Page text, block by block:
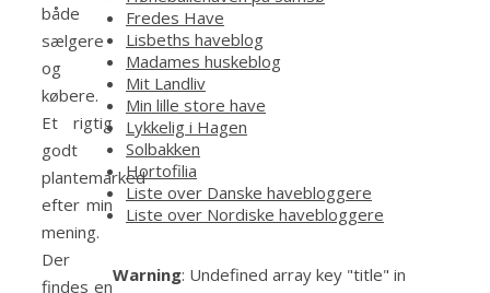
både
sælgere
og
købere.
Et rigtig
godt
plantemarked
efter min
mening.
Der
findes en
Fredes Have
Lisbeths haveblog
Madames huskeblog
Mit Landliv
Min lille store have
Lykkelig i Hagen
Solbakken
Hortofilia
Liste over Danske havebloggere
Liste over Nordiske havebloggere
Warning: Undefined array key "title" in